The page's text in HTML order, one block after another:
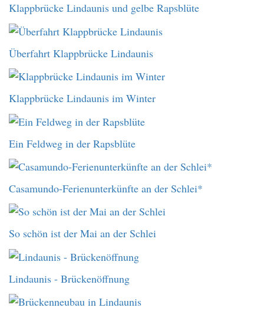
Klappbrücke Lindaunis und gelbe Rapsblüte
Überfahrt Klappbrücke Lindaunis
Klappbrücke Lindaunis im Winter
Ein Feldweg in der Rapsblüte
Casamundo-Ferienunterkünfte an der Schlei*
So schön ist der Mai an der Schlei
Lindaunis - Brückenöffnung